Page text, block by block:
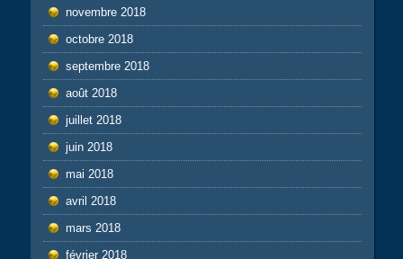
novembre 2018
octobre 2018
septembre 2018
août 2018
juillet 2018
juin 2018
mai 2018
avril 2018
mars 2018
février 2018